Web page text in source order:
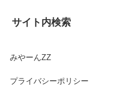
サイト内検索
みやーんZZ
プライバシーポリシー